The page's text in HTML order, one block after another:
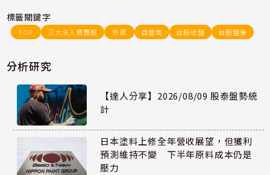
標籤關鍵字
TOP 三大法人買賣超 外資 自營商 台股收盤 台股盤後
分析研究
【達人分享】2026/08/09 股泰盤勢統
計
日本塗料上修全年營收展望，但獲利
預測維持不變 下半年原料成本仍是
壓力